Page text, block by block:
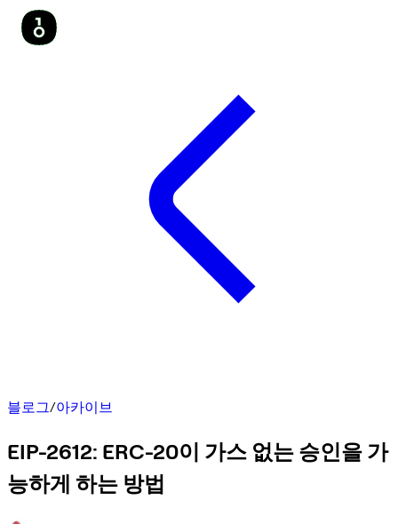
블로그/아카이브
EIP-2612: ERC-20이 가스 없는 승인을 가
능하게 하는 방법